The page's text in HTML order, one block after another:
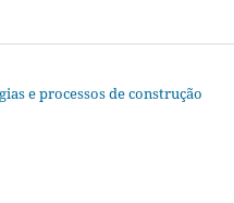
e processos de construção